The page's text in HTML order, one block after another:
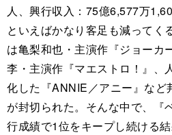
人、興行収入：75億6,577万
といえばかなり客足も減ってく
は亀梨和也・主演作『ジョーカ
李・主演作『マエストロ！』、
化した『ANNIE／アニー』など
が封切られた。そんな中で、『
行成績で1位をキープし続ける